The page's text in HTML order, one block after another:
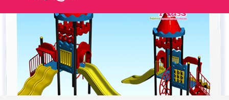
JUEGOS INFANTILES
ACCESORIOS